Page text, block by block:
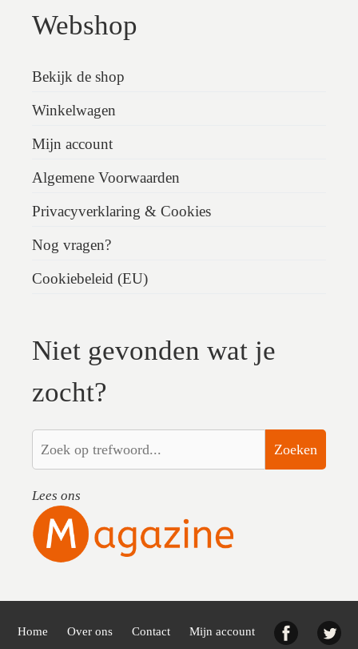
Webshop
Bekijk de shop
Winkelwagen
Mijn account
Algemene Voorwaarden
Privacyverklaring & Cookies
Nog vragen?
Cookiebeleid (EU)
Niet gevonden wat je
zocht?
Zoeken
Lees ons
Home Over ons Contact Mijn account Facebook